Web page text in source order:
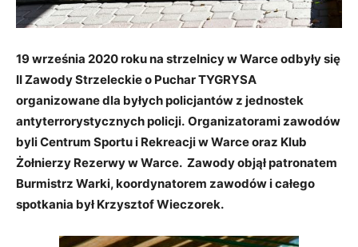
19 września 2020 roku na strzelnicy w Warce odbyły się
II Zawody Strzeleckie o Puchar TYGRYSA
organizowane dla byłych policjantów z jednostek
antyterrorystycznych policji. Organizatorami zawodów
byli Centrum Sportu i Rekreacji w Warce oraz Klub
Żołnierzy Rezerwy w Warce. Zawody objął patronatem
Burmistrz Warki, koordynatorem zawodów i całego
spotkania był Krzysztof Wieczorek.